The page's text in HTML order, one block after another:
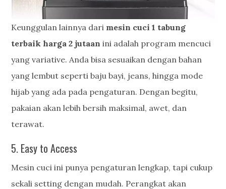
Keunggulan lainnya dari mesin cuci 1 tabung
terbaik harga 2 jutaanini adalah program mencuci
yang variative. Anda bisa sesuaikan dengan bahan
yang lembut seperti baju bayi, jeans, hingga mode
hijab yang ada pada pengaturan. Dengan begitu,
pakaian akan lebih bersih maksimal, awet, dan
terawat.
5. Easy to Access
Mesin cuci ini punya pengaturan lengkap, tapi cukup
sekali setting dengan mudah. Perangkat akan